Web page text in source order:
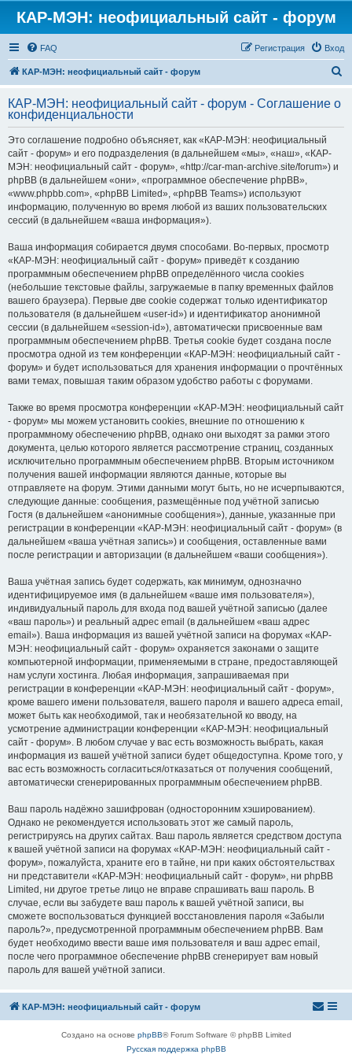
КАР-МЭН: неофициальный сайт - форум
FAQ Вход
Регистрация
КАР-МЭН: неофициальный сайт - форум
с
КАР-МЭН: неофициальный сайт - форум - Соглашение о
конфиденциальности
Это соглашение подробно объясняет, как «КАР-МЭН: неофициальный
сайт - форум» и его подразделения (в дальнейшем «мы», «наш», «КАР-
МЭН: неофициальный сайт - форум», «http://car-man-archive.site/forum») и
phpBB (в дальнейшем «они», «программное обеспечение phpBB»,
«www.phpbb.com», «phpBB Limited», «phpBB Teams») используют
информацию, полученную во время любой из ваших пользовательских
сессий (в дальнейшем «ваша информация»).
Ваша информация собирается двумя способами. Во-первых, просмотр
«КАР-МЭН: неофициальный сайт - форум» приведёт к созданию
программным обеспечением phpBB определённого числа cookies
(небольшие текстовые файлы, загружаемые в папку временных файлов
вашего браузера). Первые две cookie содержат только идентификатор
пользователя (в дальнейшем «user-id») и идентификатор анонимной
сессии (в дальнейшем «session-id»), автоматически присвоенные вам
программным обеспечением phpBB. Третья cookie будет создана после
просмотра одной из тем конференции «КАР-МЭН: неофициальный сайт -
форум» и будет использоваться для хранения информации о прочтённых
вами темах, повышая таким образом удобство работы с форумами.
Также во время просмотра конференции «КАР-МЭН: неофициальный сайт
- форум» мы можем установить cookies, внешние по отношению к
программному обеспечению phpBB, однако они выходят за рамки этого
документа, целью которого является рассмотрение страниц, созданных
исключительно программным обеспечением phpBB. Вторым источником
получения вашей информации являются данные, которые вы
отправляете на форум. Этими данными могут быть, но не исчерпываются,
следующие данные: сообщения, размещённые под учётной записью
Гостя (в дальнейшем «анонимные сообщения»), данные, указанные при
регистрации в конференции «КАР-МЭН: неофициальный сайт - форум» (в
дальнейшем «ваша учётная запись») и сообщения, оставленные вами
после регистрации и авторизации (в дальнейшем «ваши сообщения»).
Ваша учётная запись будет содержать, как минимум, однозначно
идентифицируемое имя (в дальнейшем «ваше имя пользователя»),
индивидуальный пароль для входа под вашей учётной записью (далее
«ваш пароль») и реальный адрес email (в дальнейшем «ваш адрес
email»). Ваша информация из вашей учётной записи на форумах «КАР-
МЭН: неофициальный сайт - форум» охраняется законами о защите
компьютерной информации, применяемыми в стране, предоставляющей
нам услуги хостинга. Любая информация, запрашиваемая при
регистрации в конференции «КАР-МЭН: неофициальный сайт - форум»,
кроме вашего имени пользователя, вашего пароля и вашего адреса email,
может быть как необходимой, так и необязательной ко вводу, на
усмотрение администрации конференции «КАР-МЭН: неофициальный
сайт - форум». В любом случае у вас есть возможность выбрать, какая
информация из вашей учётной записи будет общедоступна. Кроме того, у
вас есть возможность согласиться/отказаться от получения сообщений,
автоматически сгенерированных программным обеспечением phpBB.
Ваш пароль надёжно зашифрован (односторонним хэшированием).
Однако не рекомендуется использовать этот же самый пароль,
регистрируясь на других сайтах. Ваш пароль является средством доступа
к вашей учётной записи на форумах «КАР-МЭН: неофициальный сайт -
форум», пожалуйста, храните его в тайне, ни при каких обстоятельствах
ни представители «КАР-МЭН: неофициальный сайт - форум», ни phpBB
Limited, ни другое третье лицо не вправе спрашивать ваш пароль. В
случае, если вы забудете ваш пароль к вашей учётной записи, вы
сможете воспользоваться функцией восстановления пароля «Забыли
пароль?», предусмотренной программным обеспечением phpBB. Вам
будет необходимо ввести ваше имя пользователя и ваш адрес email,
после чего программное обеспечение phpBB сгенерирует вам новый
пароль для вашей учётной записи.
КАР-МЭН: неофициальный сайт - форум
Создано на основе phpBB® Forum Software © phpBB Limited
Русская поддержка phpBB